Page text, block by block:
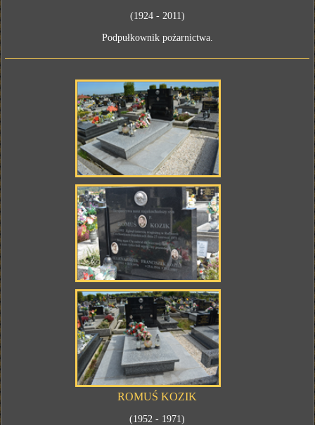
(1924 - 2011)
Podpułkownik pożarnictwa.
ROMUŚ KOZIK
(1952 - 1971)